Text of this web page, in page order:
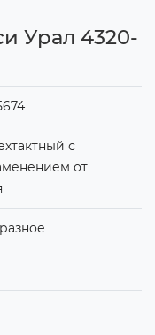
Урал 4320-
с
от